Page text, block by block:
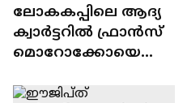
ലോകകപ്പിലെ ആദ്യ
ക്വാർട്ടറിൽ ഫ്രാൻസ്
മൊറോക്കോയെ
അർജന്റീനയുടെ